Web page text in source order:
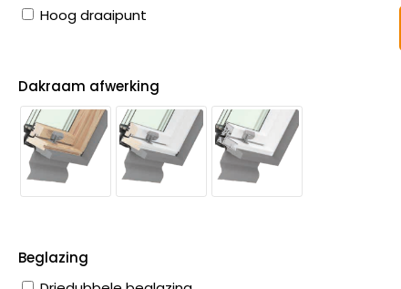
Hoog draaipunt
Dakraam afwerking
Beglazing